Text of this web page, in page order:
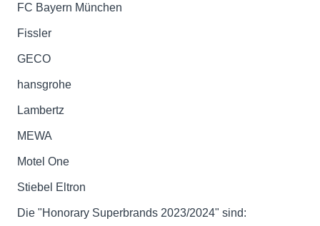
FC Bayern München
Fissler
GECO
hansgrohe
Lambertz
MEWA
Motel One
Stiebel Eltron
Die "Honorary Superbrands 2023/2024" sind: